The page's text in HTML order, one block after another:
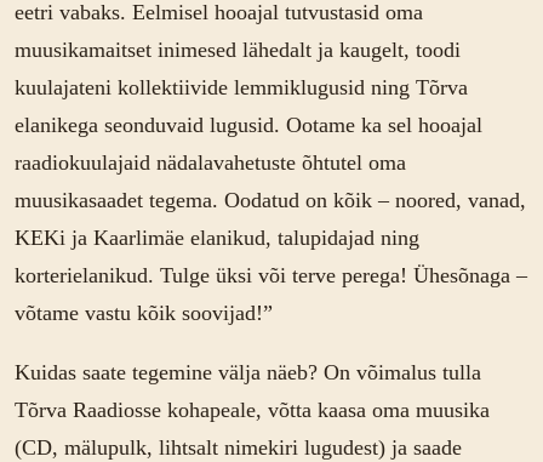
eetri vabaks. Eelmisel hooajal tutvustasid oma
muusikamaitset inimesed lähedalt ja kaugelt, toodi
kuulajateni kollektiivide lemmiklugusid ning Tõrva
elanikega seonduvaid lugusid. Ootame ka sel hooajal
raadiokuulajaid nädalavahetuste õhtutel oma
muusikasaadet tegema. Oodatud on kõik – noored, vanad,
KEKi ja Kaarlimäe elanikud, talupidajad ning
korterielanikud. Tulge üksi või terve perega! Ühesõnaga –
võtame vastu kõik soovijad!”
Kuidas saate tegemine välja näeb? On võimalus tulla
Tõrva Raadiosse kohapeale, võtta kaasa oma muusika
(CD, mälupulk, lihtsalt nimekiri lugudest) ja saade